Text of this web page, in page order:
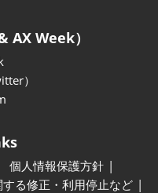
AX Week）
）
個人情報保護方針
る修正・利用停止など